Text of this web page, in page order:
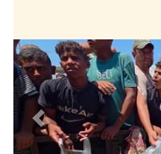
على بيت ...
النهوض ...
غزة